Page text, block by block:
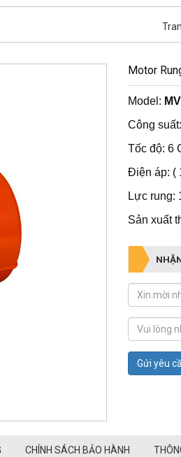
Motor
Model:
Công
Tốc độ: 6
Điện áp: (
Lực rung:
Sản xuất
Gửi yêu
CHÍNH SÁCH BẢO HÀNH